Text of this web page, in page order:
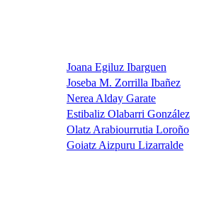
Joana Egiluz Ibarguen
Joseba M. Zorrilla Ibañez
Nerea Alday Garate
Estibaliz Olabarri González
Olatz Arabiourrutia Loroño
Goiatz Aizpuru Lizarralde